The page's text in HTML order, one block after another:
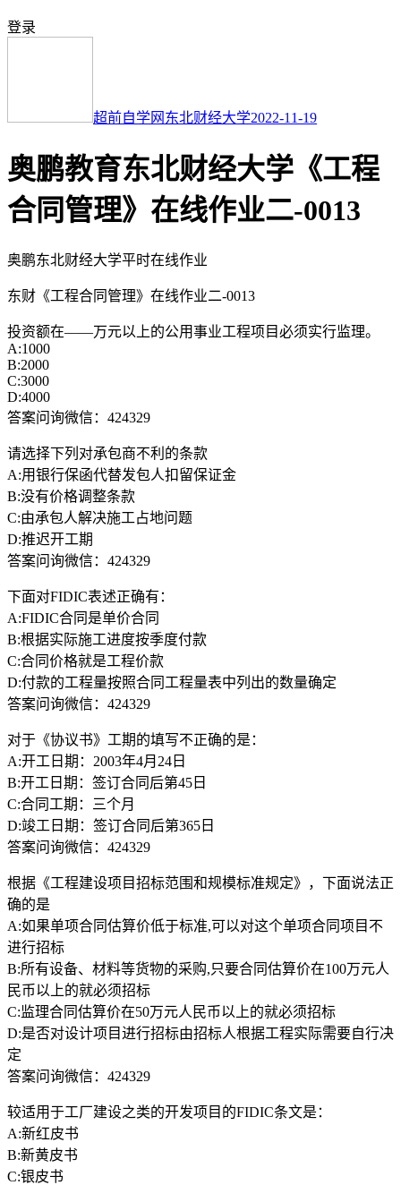
登录
超前自学网 东北财经大学2022-11-19
奥鹏教育东北财经大学《工程
合同管理》在线作业二-0013
奥鹏东北财经大学平时在线作业
东财《工程合同管理》在线作业二-0013
投资额在——万元以上的公用事业工程项目必须实行监理。
A:1000
B:2000
C:3000
D:4000
答案问询微信：424329
请选择下列对承包商不利的条款
A:用银行保函代替发包人扣留保证金
B:没有价格调整条款
C:由承包人解决施工占地问题
D:推迟开工期
答案问询微信：424329
下面对FIDIC表述正确有：
A:FIDIC合同是单价合同
B:根据实际施工进度按季度付款
C:合同价格就是工程价款
D:付款的工程量按照合同工程量表中列出的数量确定
答案问询微信：424329
对于《协议书》工期的填写不正确的是：
A:开工日期：2003年4月24日
B:开工日期：签订合同后第45日
C:合同工期：三个月
D:竣工日期：签订合同后第365日
答案问询微信：424329
根据《工程建设项目招标范围和规模标准规定》，下面说法正
确的是
A:如果单项合同估算价低于标准,可以对这个单项合同项目不
进行招标
B:所有设备、材料等货物的采购,只要合同估算价在100万元人
民币以上的就必须招标
C:监理合同估算价在50万元人民币以上的就必须招标
D:是否对设计项目进行招标由招标人根据工程实际需要自行决
定
答案问询微信：424329
较适用于工厂建设之类的开发项目的FIDIC条文是：
A:新红皮书
B:新黄皮书
C:银皮书